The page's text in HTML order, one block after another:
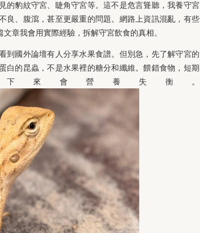
的豹紋守宮、睫角守宮等。這不是危言聳聽，我養守宮
良、腹瀉，甚至更嚴重的問題。網路上資訊混亂，有些
章我會用實際經驗，拆解守宮飲食的真相。
到國外論壇有人分享水果食譜。但別急，先了解守宮的
白的昆蟲，不是水果裡的糖分和纖維。餵錯食物，短期
來會營養失衡。